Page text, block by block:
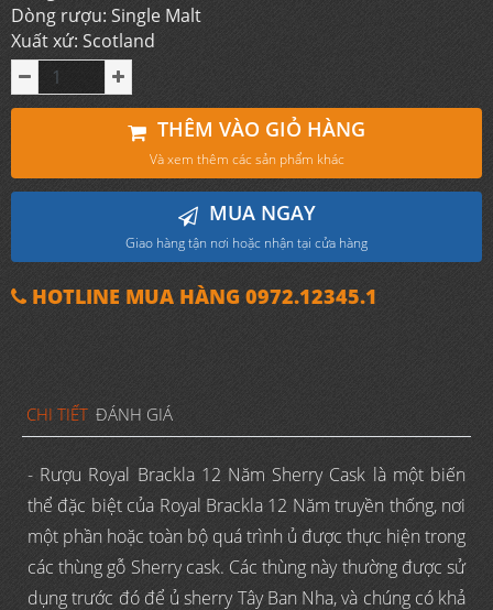
Dòng rượu: Single Malt
Xuất xứ: Scotland
THÊM VÀO GIỎ HÀNG
Và xem thêm các sản phẩm khác
MUA NGAY
Giao hàng tận nơi hoặc nhận tại cửa hàng
HOTLINE MUA HÀNG 0972.12345.1
CHI TIẾT ĐÁNH GIÁ
- Rượu Royal Brackla 12 Năm Sherry Cask là một biến
thể đặc biệt của Royal Brackla 12 Năm truyền thống, nơi
một phần hoặc toàn bộ quá trình ủ được thực hiện trong
các thùng gỗ Sherry cask. Các thùng này thường được sử
dụng trước đó để ủ sherry Tây Ban Nha, và chúng có khả